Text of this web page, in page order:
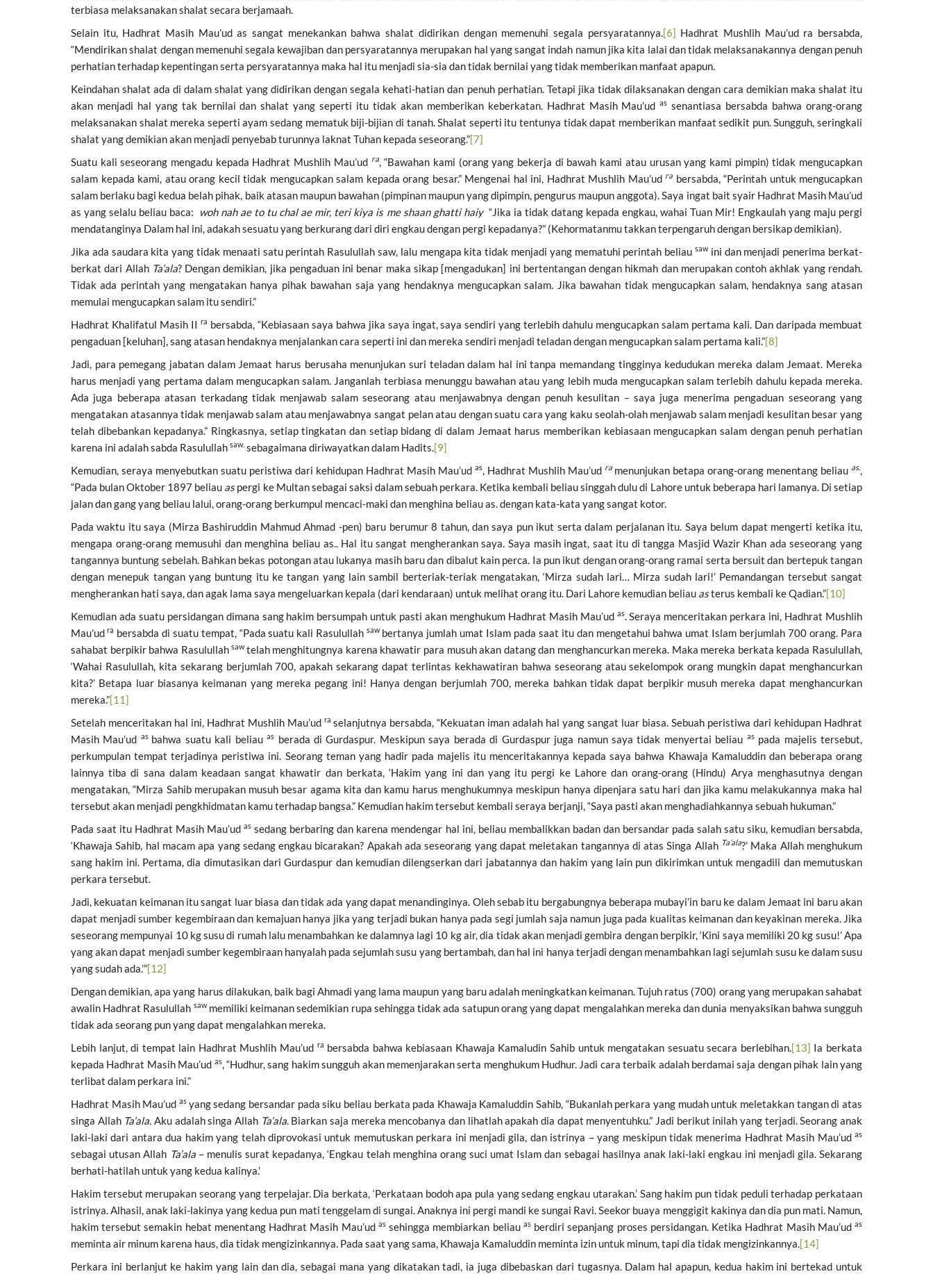
terbiasa melaksanakan shalat secara berjamaah.
Selain itu, Hadhrat Masih Mau’ud as sangat menekankan bahwa shalat didirikan dengan memenuhi segala persyaratannya.[6] Hadhrat Mushlih Mau’ud ra bersabda,
“Mendirikan shalat dengan memenuhi segala kewajiban dan persyaratannya merupakan hal yang sangat indah namun jika kita lalai dan tidak melaksanakannya dengan penuh
perhatian terhadap kepentingan serta persyaratannya maka hal itu menjadi sia-sia dan tidak bernilai yang tidak memberikan manfaat apapun.
Keindahan shalat ada di dalam shalat yang didirikan dengan segala kehati-hatian dan penuh perhatian. Tetapi jika tidak dilaksanakan dengan cara demikian maka shalat itu
akan menjadi hal yang tak bernilai dan shalat yang seperti itu tidak akan memberikan keberkatan. Hadhrat Masih Mau’udas senantiasa bersabda bahwa orang-orang
melaksanakan shalat mereka seperti ayam sedang mematuk biji-bijian di tanah. Shalat seperti itu tentunya tidak dapat memberikan manfaat sedikit pun. Sungguh, seringkali
shalat yang demikian akan menjadi penyebab turunnya laknat Tuhan kepada seseorang.”[7]
Suatu kali seseorang mengadu kepada Hadhrat Mushlih Mau’ud ra, “Bawahan kami (orang yang bekerja di bawah kami atau urusan yang kami pimpin) tidak mengucapkan
salam kepada kami, atau orang kecil tidak mengucapkan salam kepada orang besar.” Mengenai hal ini, Hadhrat Mushlih Mau’ud ra bersabda, “Perintah untuk mengucapkan
salam berlaku bagi kedua belah pihak, baik atasan maupun bawahan (pimpinan maupun yang dipimpin, pengurus maupun anggota). Saya ingat bait syair Hadhrat Masih Mau’ud
as yang selalu beliau baca:
woh nah ae to tu chal ae mir, teri kiya is me shaan ghatti haiy “Jika ia tidak datang kepada engkau, wahai Tuan Mir! Engkaulah yang maju pergi
mendatanginya Dalam hal ini, adakah sesuatu yang berkurang dari diri engkau dengan pergi kepadanya?” (Kehormatanmu takkan terpengaruh dengan bersikap demikian).
Jika ada saudara kita yang tidak menaati satu perintah Rasulullah saw, lalu mengapa kita tidak menjadi yang mematuhi perintah beliau sawini dan menjadi penerima berkat-
berkat dari Allah Ta’ala? Dengan demikian, jika pengaduan ini benar maka sikap [mengadukan] ini bertentangan dengan hikmah dan merupakan contoh akhlak yang rendah.
Tidak ada perintah yang mengatakan hanya pihak bawahan saja yang hendaknya mengucapkan salam. Jika bawahan tidak mengucapkan salam, hendaknya sang atasan
memulai mengucapkan salam itu sendiri.”
Hadhrat Khalifatul Masih II ra bersabda, “Kebiasaan saya bahwa jika saya ingat, saya sendiri yang terlebih dahulu mengucapkan salam pertama kali. Dan daripada membuat
pengaduan [keluhan], sang atasan hendaknya menjalankan cara seperti ini dan mereka sendiri menjadi teladan dengan mengucapkan salam pertama kali.”[8]
Jadi, para pemegang jabatan dalam Jemaat harus berusaha menunjukan suri teladan dalam hal ini tanpa memandang tingginya kedudukan mereka dalam Jemaat. Mereka
harus menjadi yang pertama dalam mengucapkan salam. Janganlah terbiasa menunggu bawahan atau yang lebih muda mengucapkan salam terlebih dahulu kepada mereka.
Ada juga beberapa atasan terkadang tidak menjawab salam seseorang atau menjawabnya dengan penuh kesulitan – saya juga menerima pengaduan seseorang yang
mengatakan atasannya tidak menjawab salam atau menjawabnya sangat pelan atau dengan suatu cara yang kaku seolah-olah menjawab salam menjadi kesulitan besar yang
telah dibebankan kepadanya.” Ringkasnya, setiap tingkatan dan setiap bidang di dalam Jemaat harus memberikan kebiasaan mengucapkan salam dengan penuh perhatian
karena ini adalah sabda Rasulullah saw. sebagaimana diriwayatkan dalam Hadits.[9]
Kemudian, seraya menyebutkan suatu peristiwa dari kehidupan Hadhrat Masih Mau’ud as, Hadhrat Mushlih Mau’ud ra menunjukan betapa orang-orang menentang beliau as.,
“Pada bulan Oktober 1897 beliau aspergi ke Multan sebagai saksi dalam sebuah perkara. Ketika kembali beliau singgah dulu di Lahore untuk beberapa hari lamanya. Di setiap
jalan dan gang yang beliau lalui, orang-orang berkumpul mencaci-maki dan menghina beliau as. dengan kata-kata yang sangat kotor.
Pada waktu itu saya (Mirza Bashiruddin Mahmud Ahmad -pen) baru berumur 8 tahun, dan saya pun ikut serta dalam perjalanan itu. Saya belum dapat mengerti ketika itu,
mengapa orang-orang memusuhi dan menghina beliau as.. Hal itu sangat mengherankan saya. Saya masih ingat, saat itu di tangga Masjid Wazir Khan ada seseorang yang
tangannya buntung sebelah. Bahkan bekas potongan atau lukanya masih baru dan dibalut kain perca. Ia pun ikut dengan orang-orang ramai serta bersuit dan bertepuk tangan
dengan menepuk tangan yang buntung itu ke tangan yang lain sambil berteriak-teriak mengatakan, ‘Mirza sudah lari… Mirza sudah lari!’ Pemandangan tersebut sangat
mengherankan hati saya, dan agak lama saya mengeluarkan kepala (dari kendaraan) untuk melihat orang itu. Dari Lahore kemudian beliau asterus kembali ke Qadian.”[10]
Kemudian ada suatu persidangan dimana sang hakim bersumpah untuk pasti akan menghukum Hadhrat Masih Mau’ud as. Seraya menceritakan perkara ini, Hadhrat Mushlih
Mau’ud ra bersabda di suatu tempat, “Pada suatu kali Rasulullahsaw bertanya jumlah umat Islam pada saat itu dan mengetahui bahwa umat Islam berjumlah 700 orang. Para
sahabat berpikir bahwa Rasulullahsawtelah menghitungnya karena khawatir para musuh akan datang dan menghancurkan mereka. Maka mereka berkata kepada Rasulullah,
‘Wahai Rasulullah, kita sekarang berjumlah 700, apakah sekarang dapat terlintas kekhawatiran bahwa seseorang atau sekelompok orang mungkin dapat menghancurkan
kita?’ Betapa luar biasanya keimanan yang mereka pegang ini! Hanya dengan berjumlah 700, mereka bahkan tidak dapat berpikir musuh mereka dapat menghancurkan
mereka.”[11]
Setelah menceritakan hal ini, Hadhrat Mushlih Mau’ud ra selanjutnya bersabda, “Kekuatan iman adalah hal yang sangat luar biasa. Sebuah peristiwa dari kehidupan Hadhrat
Masih Mau’ud as bahwa suatu kali beliauas berada di Gurdaspur. Meskipun saya berada di Gurdaspur juga namun saya tidak menyertai beliau aspada majelis tersebut,
perkumpulan tempat terjadinya peristiwa ini. Seorang teman yang hadir pada majelis itu menceritakannya kepada saya bahwa Khawaja Kamaluddin dan beberapa orang
lainnya tiba di sana dalam keadaan sangat khawatir dan berkata, ‘Hakim yang ini dan yang itu pergi ke Lahore dan orang-orang (Hindu) Arya menghasutnya dengan
mengatakan, “Mirza Sahib merupakan musuh besar agama kita dan kamu harus menghukumnya meskipun hanya dipenjara satu hari dan jika kamu melakukannya maka hal
tersebut akan menjadi pengkhidmatan kamu terhadap bangsa.” Kemudian hakim tersebut kembali seraya berjanji, “Saya pasti akan menghadiahkannya sebuah hukuman.”
Pada saat itu Hadhrat Masih Mau’udas sedang berbaring dan karena mendengar hal ini, beliau membalikkan badan dan bersandar pada salah satu siku, kemudian bersabda,
‘Khawaja Sahib, hal macam apa yang sedang engkau bicarakan? Apakah ada seseorang yang dapat meletakan tangannya di atas Singa Allah Ta’ala?’ Maka Allah menghukum
sang hakim ini. Pertama, dia dimutasikan dari Gurdaspur dan kemudian dilengserkan dari jabatannya dan hakim yang lain pun dikirimkan untuk mengadili dan memutuskan
perkara tersebut.
Jadi, kekuatan keimanan itu sangat luar biasa dan tidak ada yang dapat menandinginya. Oleh sebab itu bergabungnya beberapa mubayi’in baru ke dalam Jemaat ini baru akan
dapat menjadi sumber kegembiraan dan kemajuan hanya jika yang terjadi bukan hanya pada segi jumlah saja namun juga pada kualitas keimanan dan keyakinan mereka. Jika
seseorang mempunyai 10 kg susu di rumah lalu menambahkan ke dalamnya lagi 10 kg air, dia tidak akan menjadi gembira dengan berpikir, ‘Kini saya memiliki 20 kg susu!’ Apa
yang akan dapat menjadi sumber kegembiraan hanyalah pada sejumlah susu yang bertambah, dan hal ini hanya terjadi dengan menambahkan lagi sejumlah susu ke dalam susu
yang sudah ada.’”[12]
Dengan demikian, apa yang harus dilakukan, baik bagi Ahmadi yang lama maupun yang baru adalah meningkatkan keimanan. Tujuh ratus (700) orang yang merupakan sahabat
awalin Hadhrat Rasulullah sawmemiliki keimanan sedemikian rupa sehingga tidak ada satupun orang yang dapat mengalahkan mereka dan dunia menyaksikan bahwa sungguh
tidak ada seorang pun yang dapat mengalahkan mereka.
Lebih lanjut, di tempat lain Hadhrat Mushlih Mau’ud ra bersabda bahwa kebiasaan Khawaja Kamaludin Sahib untuk mengatakan sesuatu secara berlebihan.[13] Ia berkata
kepada Hadhrat Masih Mau’ud as, “Hudhur, sang hakim sungguh akan memenjarakan serta menghukum Hudhur. Jadi cara terbaik adalah berdamai saja dengan pihak lain yang
terlibat dalam perkara ini.”
Hadhrat Masih Mau’ud as yang sedang bersandar pada siku beliau berkata pada Khawaja Kamaluddin Sahib, “Bukanlah perkara yang mudah untuk meletakkan tangan di atas
singa Allah Ta’ala. Aku adalah singa Allah Ta’ala. Biarkan saja mereka mencobanya dan lihatlah apakah dia dapat menyentuhku.” Jadi berikut inilah yang terjadi. Seorang anak
laki-laki dari antara dua hakim yang telah diprovokasi untuk memutuskan perkara ini menjadi gila, dan istrinya – yang meskipun tidak menerima Hadhrat Masih Mau’ud as
sebagai utusan Allah Ta’ala– menulis surat kepadanya, ‘Engkau telah menghina orang suci umat Islam dan sebagai hasilnya anak laki-laki engkau ini menjadi gila. Sekarang
berhati-hatilah untuk yang kedua kalinya.’
Hakim tersebut merupakan seorang yang terpelajar. Dia berkata, ‘Perkataan bodoh apa pula yang sedang engkau utarakan.’ Sang hakim pun tidak peduli terhadap perkataan
istrinya. Alhasil, anak laki-lakinya yang kedua pun mati tenggelam di sungai. Anaknya ini pergi mandi ke sungai Ravi. Seekor buaya menggigit kakinya dan dia pun mati. Namun,
hakim tersebut semakin hebat menentang Hadhrat Masih Mau’ud assehingga membiarkan beliau asberdiri sepanjang proses persidangan. Ketika Hadhrat Masih Mau’udas
meminta air minum karena haus, dia tidak mengizinkannya. Pada saat yang sama, Khawaja Kamaluddin meminta izin untuk minum, tapi dia tidak mengizinkannya.[14]
Perkara ini berlanjut ke hakim yang lain dan dia, sebagai mana yang dikatakan tadi, ia juga dibebaskan dari tugasnya. Dalam hal apapun, kedua hakim ini bertekad untuk